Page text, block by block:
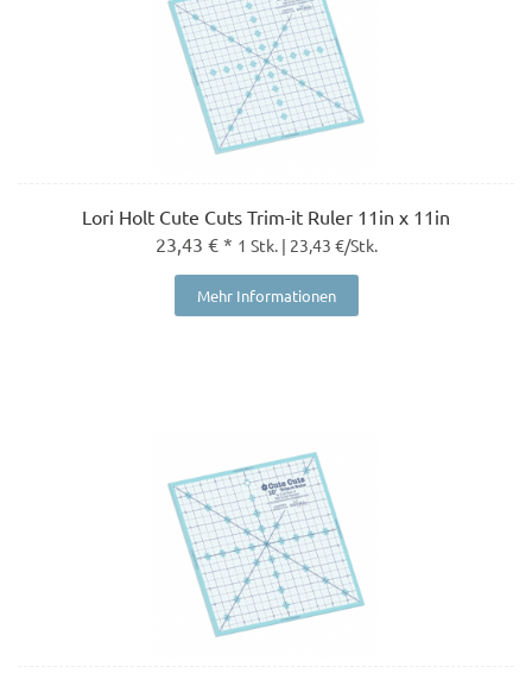
Lori Holt Cute Cuts Trim-it Ruler 11in x 11in
23,43 € * 1 Stk. | 23,43 €/Stk.
Mehr Informationen